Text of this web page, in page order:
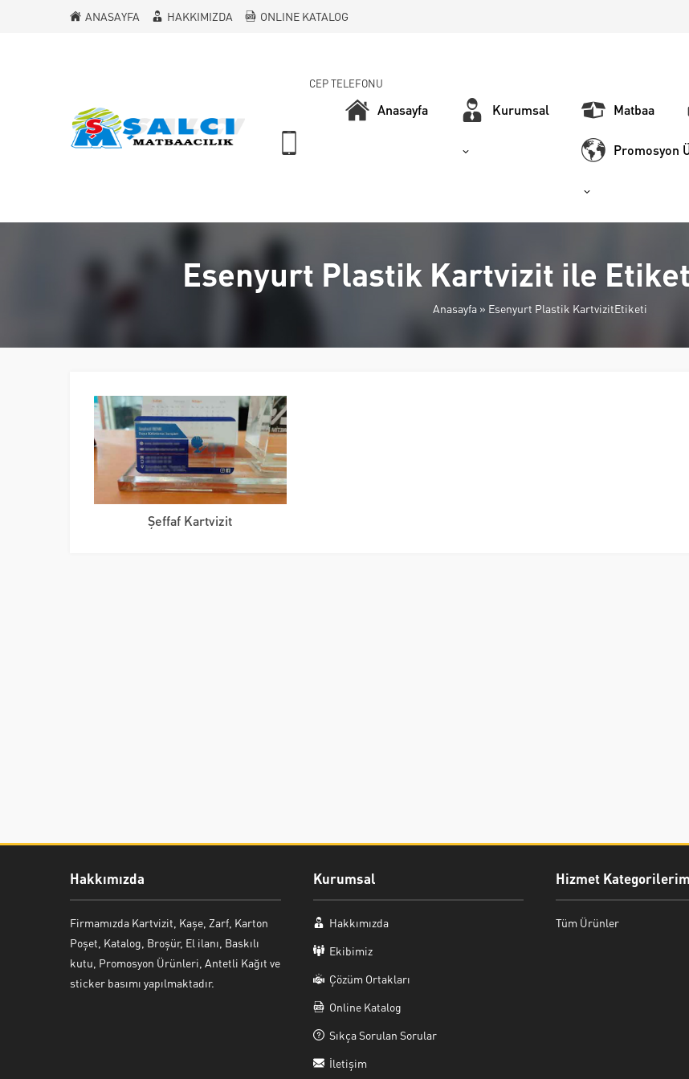
ANASAYFA HAKKIMIZDA ONLINE KATALOG
CEP TELEFONU
Anasayfa Kurumsal Matbaa
Promosyon
Esenyurt Plastik Kartvizit ile
Anasayfa» Esenyurt Plastik KartvizitEtiketi
Şeffaf Kartvizit
Hakkımızda
Firmamızda Kartvizit, Kaşe, Zarf, Karton
Poşet, Katalog, Broşür, El ilanı, Baskılı
kutu, Promosyon Ürünleri, Antetli Kağıt ve
sticker basımı yapılmaktadır.
Kurumsal
Hakkımızda
Ekibimiz
Çözüm Ortakları
Online Katalog
Sıkça Sorulan Sorular
İletişim
Hizmet
Tüm Ürünler